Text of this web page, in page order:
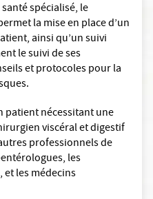
spécialisé, le
la mise en place d’un
ainsi qu’un suivi
le suivi de ses
et protocoles pour la
patient nécessitant une
viscéral et digestif
professionnels de
les
et les médecins